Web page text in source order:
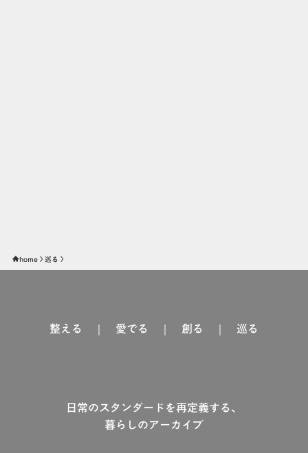
home 巡る
整える 愛でる 創る 巡る
日常のスタンダードを再定義する、
暮らしのアーカイブ